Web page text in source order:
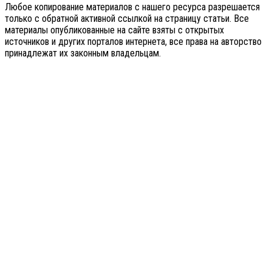
Любое копирование материалов с нашего ресурса разрешается
только с обратной активной ссылкой на страницу статьи. Все
материалы опубликованные на сайте взяты с открытых
источников и других порталов интернета, все права на авторство
принадлежат их законным владельцам.